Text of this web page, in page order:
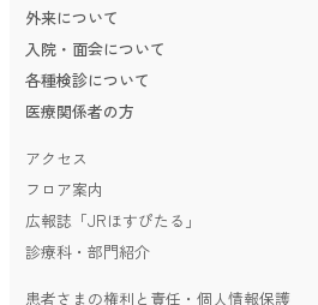
外来について
入院・面会について
各種検診について
医療関係者の方
アクセス
フロア案内
広報誌「JRほすぴたる」
診療科・部門紹介
患者さまの権利と責任・個人情報保護